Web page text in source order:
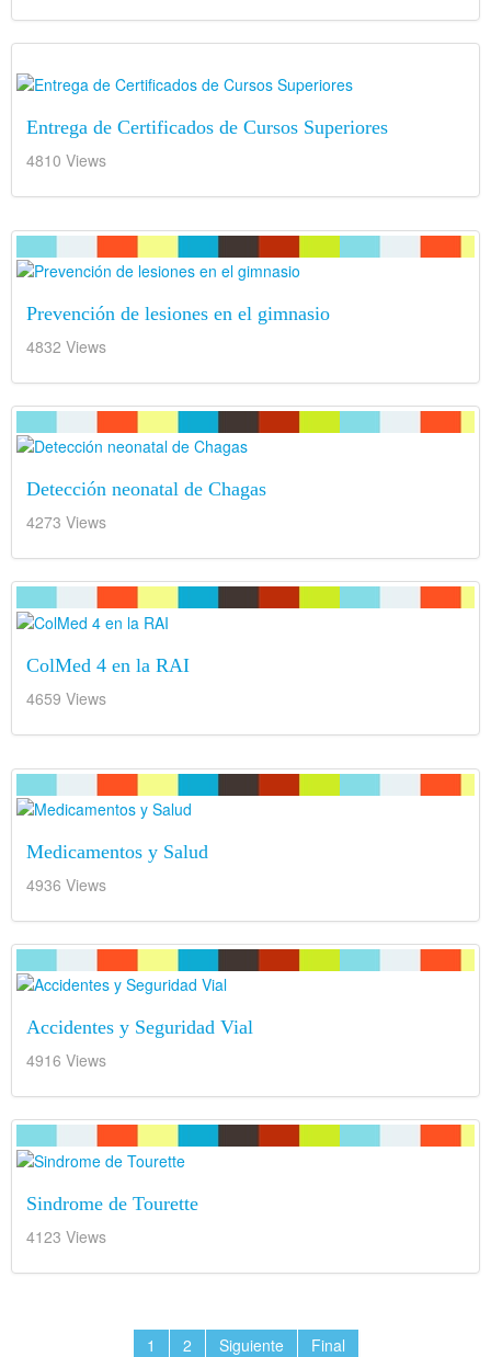
Entrega de Certificados de Cursos Superiores
4810 Views
Prevención de lesiones en el gimnasio
4832 Views
Detección neonatal de Chagas
4273 Views
ColMed 4 en la RAI
4659 Views
Medicamentos y Salud
4936 Views
Accidentes y Seguridad Vial
4916 Views
Sindrome de Tourette
4123 Views
1 2 Siguiente Final